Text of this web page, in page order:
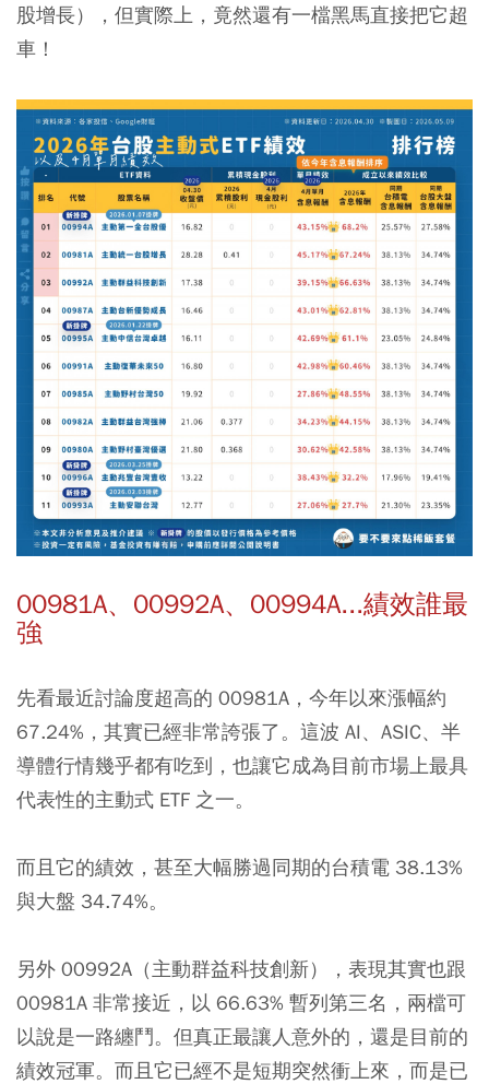
股增長），但實際上，竟然還有一檔黑馬直接把它超
車！
00981A、00992A、00994A...績效誰最
強
先看最近討論度超高的 00981A，今年以來漲幅約
67.24%，其實已經非常誇張了。這波 AI、ASIC、半
導體行情幾乎都有吃到，也讓它成為目前市場上最具
代表性的主動式 ETF 之一。
而且它的績效，甚至大幅勝過同期的台積電 38.13%
與大盤 34.74%。
另外 00992A （主動群益科技創新），表現其實也跟
00981A 非常接近，以 66.63% 暫列第三名，兩檔可
以說是一路纏鬥。但真正最讓人意外的，還是目前的
績效冠軍。而且它已經不是短期突然衝上來，而是已